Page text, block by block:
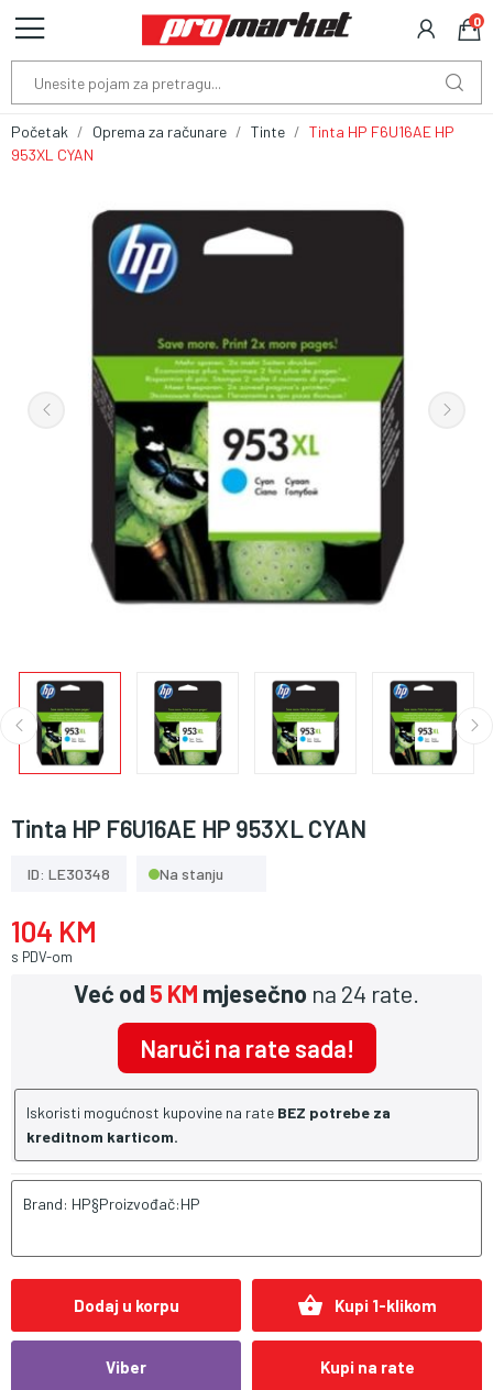
0
Početak Oprema za računare Tinte
Tinta HP F6U16AE HP
953XL CYAN
Tinta HP F6U16AE HP 953XL CYAN
ID: LE30348 Na stanju
104 KM
s PDV-om
Već od5 KM mjesečno na 24 rate.
Naruči na rate sada!
Iskoristi mogućnost kupovine na rate BEZ potrebe za
kreditnom karticom.
Brand: HP§Proizvođač:HP
Dodaj u korpu shopping_basket Kupi 1-klikom
Viber Kupi na rate